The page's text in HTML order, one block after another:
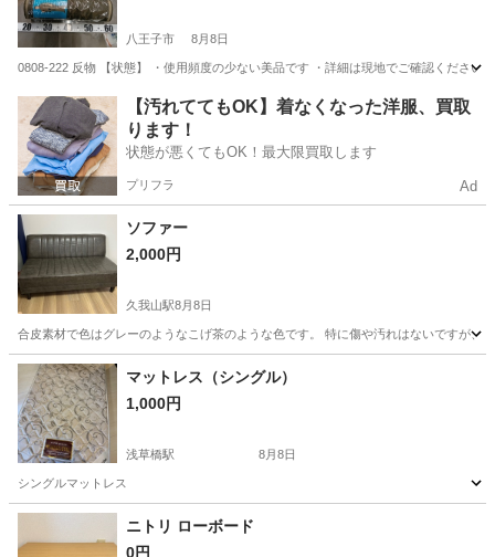
八王子市 8月8日
0808-222 反物 【状態】 ・使用頻度の少ない美品です ・詳細は現地でご確認くださ
東京 八王子市 カーペット/マット/ラグ 反物
【汚れててもOK】着なくなった洋服、買取
ります！
状態が悪くてもOK！最大限買取します
プリフラ Ad
ソファー
2,000円
久我山駅8月8日
合皮素材で色はグレーのようなこげ茶のような色です。 特に傷や汚れはないですが
東京 三鷹市 久我山駅 ベッド
マットレス（シングル）
1,000円
浅草橋駅 8月8日
シングルマットレス
東京 台東区 浅草橋駅 寝具
ニトリ ローボード
0円